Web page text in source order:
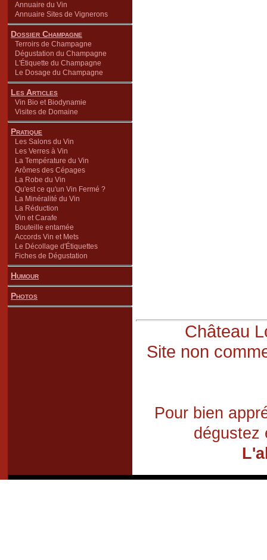
Annuaire du Vin
Annuaire Sites de Vignerons
Dossier Champagne
Terroirs de Champagne
Dégustation du Champagne
L'Étiquette du Champagne
Le Dosage du Champagne
Les Articles
Vin Bio et Biodynamie
Visites de Domaine
Pratique
Les Salons du Vin
Les Verres à Vin
La Température du Vin
Arômes des Cépages
La Robe du Vin
Qu'est ce qu'un Vin Fermé ?
La Minéralité du Vin
La Réduction
Vin et Carafe
Bouteille entamée
Accords Vin et Mets
Le Décollage d'Étiquettes
Fiches de Dégustation
Humour
Photos
Château
Site non
Pour bien
dégustez